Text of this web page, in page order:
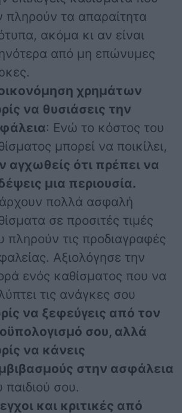
πληρούν τα απαραίτητα
ακόμα κι αν είναι
από μη επώνυμες
χρημάτων
να θυσιάσεις την
: Ενώ το κόστος του
μπορεί να ποικίλει,
αγχωθείς ότι πρέπει να
μια περιουσία.
πολλά ασφαλή
σε προσιτές τιμές
πληρούν τις προδιαγραφές
Αξιολόγησε την
ενός καθίσματος που να
τις ανάγκες σου
να ξεφεύγεις από τον
σου, αλλά
να κάνεις
στην ασφάλεια
παιδιού σου.
και κριτικές από